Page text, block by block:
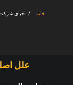
خانه احیای
علل